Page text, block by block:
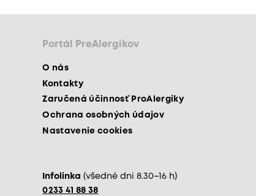
Portál PreAlergikov
O nás
Kontakty
Zaručená účinnosť ProAlergiky
Ochrana osobných údajov
Nastavenie cookies
Infolinka (všedné dni 8.30–16 h)
0233 41 88 38